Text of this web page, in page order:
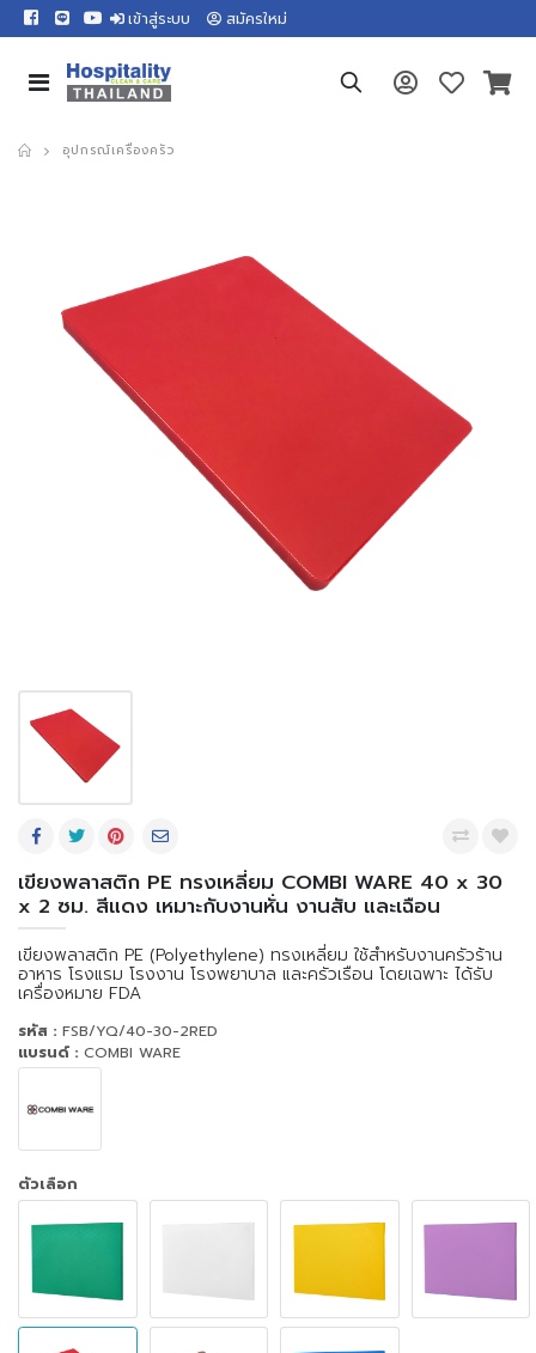
เข้าสู่ระบบ สมัครใหม่
อุปกรณ์เครื่องครัว
เขียงพลาสติก PE ทรงเหลี่ยม COMBI WARE 40 x 30
x 2 ซม. สีแดง เหมาะกับงานหั่น งานสับ และเฉือน
เขียงพลาสติก PE (Polyethylene) ทรงเหลี่ยม ใช้สำหรับงานครัวร้าน
อาหาร โรงแรม โรงงาน โรงพยาบาล และครัวเรือน โดยเฉพาะ ได้รับ
เครื่องหมาย FDA
รหัส : FSB/YQ/40-30-2RED
แบรนด์ : COMBI WARE
ตัวเลือก